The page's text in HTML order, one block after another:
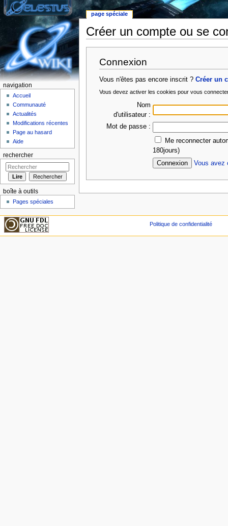
Créer un compte ou se
Connexion
Vous n'êtes pas encore inscrit ?Créer un
Vous devez activer les cookies pour vous
Nom
d'utilisateur :
Mot de passe :
Me reconnecter
180jours)
Vous avez
page spéciale
navigation
Accueil
Communauté
Actualités
Modifications récentes
Page au hasard
Aide
rechercher
boîte à outils
Pages spéciales
Politique de confidentialité